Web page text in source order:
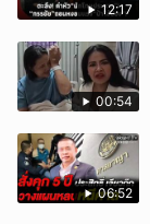
12:17
00:54
06:52